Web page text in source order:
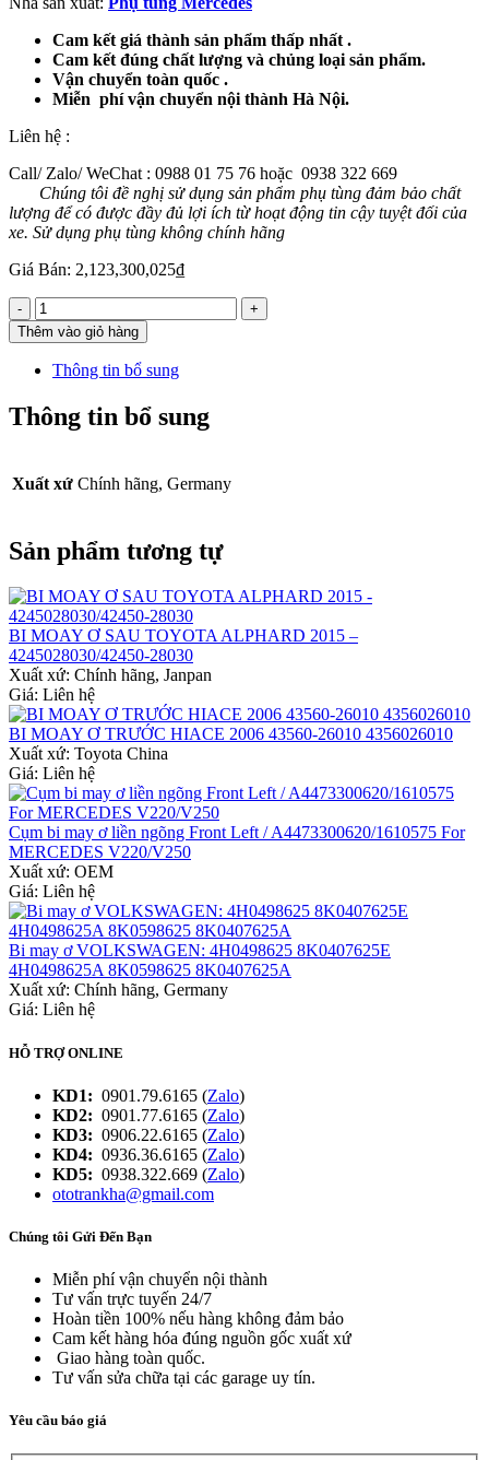
Cam kết giá thành sản phẩm thấp nhất .
Cam kết đúng chất lượng và chủng loại sản phẩm.
Vận chuyển toàn quốc .
Miễn phí vận chuyển nội thành Hà Nội.
Liên hệ :
Call/ Zalo/ WeChat : 0988 01 75 76 hoặc 0938 322 669
Chúng tôi đề nghị sử dụng sản phẩm phụ tùng đảm bảo chất
lượng để có được đầy đủ lợi ích từ hoạt động tin cậy tuyệt đối của
xe. Sử dụng phụ tùng không chính hãng
Giá Bán: 2,123,300,025₫
Số
lượng
-
+
Thêm vào giỏ hàng
Thông tin bổ sung
Thông tin bổ sung
Xuất xứ Chính hãng, Germany
Sản phẩm tương tự
BI MOAY Ơ SAU TOYOTA ALPHARD 2015 –
4245028030/42450-28030
Xuất xứ: Chính hãng, Janpan
Giá: Liên hệ
BI MOAY Ơ TRƯỚC HIACE 2006 43560-26010 4356026010
Xuất xứ: Toyota China
Giá: Liên hệ
Cụm bi may ơ liền ngõng Front Left / A4473300620/1610575 For
MERCEDES V220/V250
Xuất xứ: OEM
Giá: Liên hệ
Bi may ơ VOLKSWAGEN: 4H0498625 8K0407625E
4H0498625A 8K0598625 8K0407625A
Xuất xứ: Chính hãng, Germany
Giá: Liên hệ
HỖ TRỢ ONLINE
KD1: 0901.79.6165 (Zalo)
KD2: 0901.77.6165 (Zalo)
KD3: 0906.22.6165 (Zalo)
KD4: 0936.36.6165 (Zalo)
KD5: 0938.322.669 (Zalo)
ototrankha@gmail.com
Chúng tôi Gửi Đến Bạn
Miễn phí vận chuyển nội thành
Tư vấn trực tuyến 24/7
Hoàn tiền 100% nếu hàng không đảm bảo
Cam kết hàng hóa đúng nguồn gốc xuất xứ
Giao hàng toàn quốc.
Tư vấn sửa chữa tại các garage uy tín.
Yêu cầu báo giá